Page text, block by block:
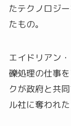
たテクノロジ
たもの。
エイドリアン
礫処理の仕事
クが政府と共
ル社に奪われ